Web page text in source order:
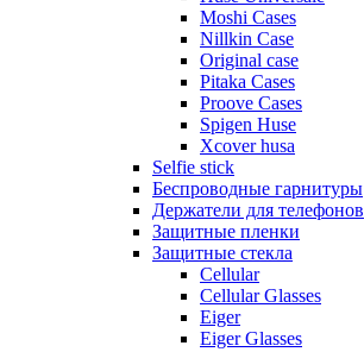
Moshi Cases
Nillkin Case
Original case
Pitaka Cases
Proove Cases
Spigen Huse
Xcover husa
Selfie stick
Беспроводные гарнитуры
Держатели для телефонов
Защитные пленки
Защитные стекла
Cellular
Cellular Glasses
Eiger
Eiger Glasses